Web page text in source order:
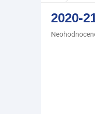
2020-
Průměrné